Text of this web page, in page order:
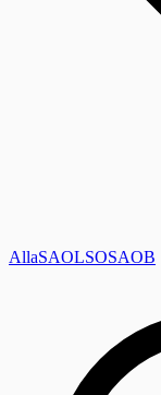
AllaSAOLSOSAOB